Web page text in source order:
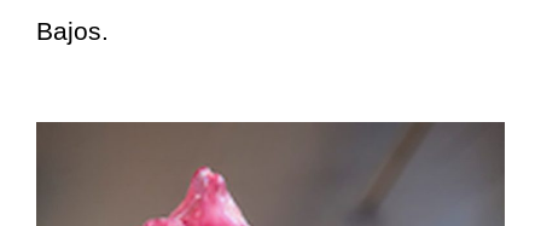
Bajos.